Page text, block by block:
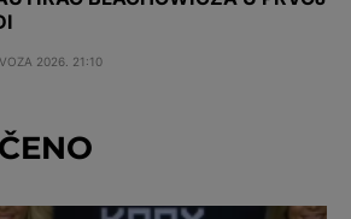
2026. 21:10